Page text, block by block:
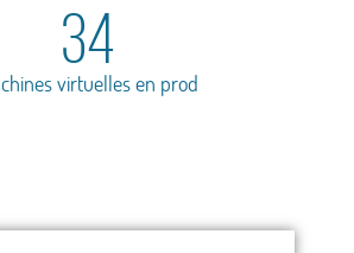
virtuelles en prod
37